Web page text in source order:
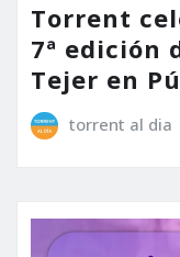
Torrent
7ª edición
Tejer en
torrent al dia